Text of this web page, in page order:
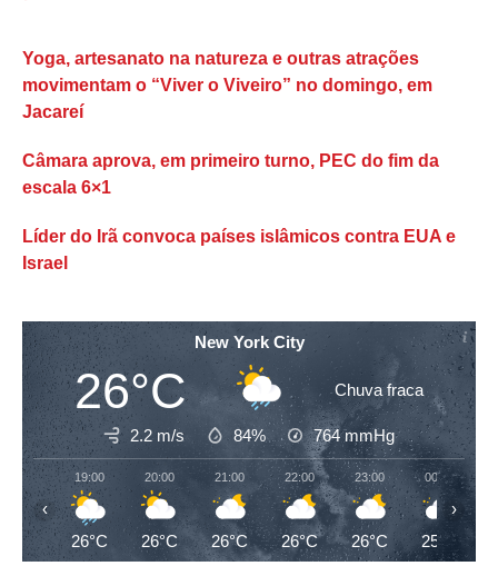
Yoga, artesanato na natureza e outras atrações
movimentam o “Viver o Viveiro” no domingo, em
Jacareí
Câmara aprova, em primeiro turno, PEC do fim da
escala 6×1
Líder do Irã convoca países islâmicos contra EUA e
Israel
New York City
26°C Chuva fraca
2.2 m/s 84% 764mmHg
19:00
26°C
20:00
26°C
21:00
26°C
22:00
26°C
23:00
26°C
00:00
25°C
‹ ›